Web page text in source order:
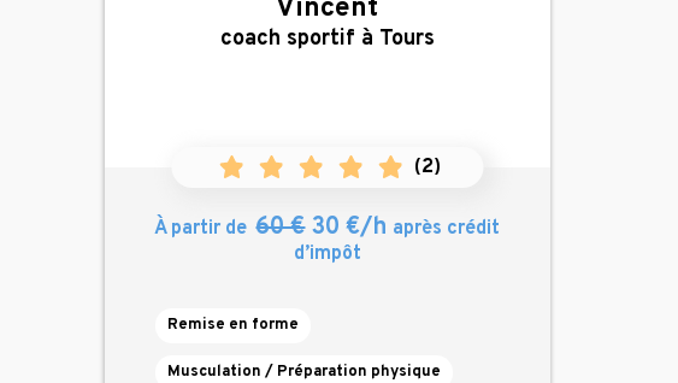
Vincent
,
coach sportif à Tours
(2)
À partir de 60 €30 €/h après crédit
d’impôt
Remise en forme
Musculation / Préparation physique